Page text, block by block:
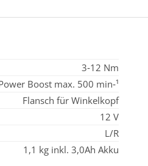
3‑12 Nm
Boost max. 500 min‑¹
Flansch für Winkelkopf
12 V
L/R
1,1 kg inkl. 3,0Ah Akku